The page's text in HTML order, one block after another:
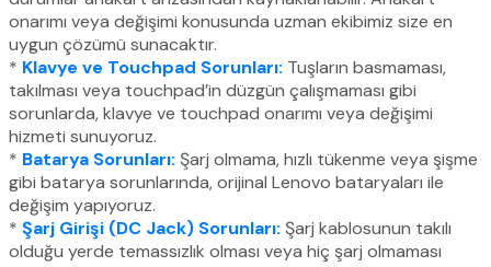
onarımı veya değişimi konusunda uzman ekibimiz size en
uygun çözümü sunacaktır.
* Klavye ve Touchpad Sorunları: Tuşların basmaması,
takılması veya touchpad’in düzgün çalışmaması gibi
sorunlarda, klavye ve touchpad onarımı veya değişimi
hizmeti sunuyoruz.
* Batarya Sorunları: Şarj olmama, hızlı tükenme veya şişme
gibi batarya sorunlarında, orijinal Lenovo bataryaları ile
değişim yapıyoruz.
* Şarj Girişi (DC Jack) Sorunları: Şarj kablosunun takılı
olduğu yerde temassızlık olması veya hiç şarj olmaması